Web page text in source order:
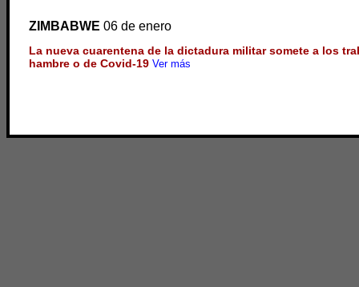
ZIMBABWE 06 de enero
La nueva cuarentena de la dictadura militar somete a los
hambre o de Covid-19 Ver más